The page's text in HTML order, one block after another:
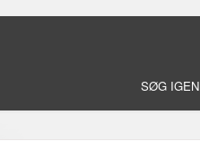
SØG IGEN